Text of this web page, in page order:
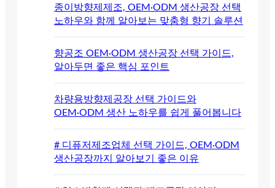
종이방향제제조, OEM·ODM 생산공장 선택
노하우와 함께 알아보는 맞춤형 향기 솔루션
향공조 OEM·ODM 생산공장 선택 가이드,
알아두면 좋은 핵심 포인트
차량용방향제공장 선택 가이드와
OEM·ODM 생산 노하우를 쉽게 풀어봅니다
# 디퓨저제조업체 선택 가이드, OEM·ODM
생산공장까지 알아보기 좋은 이유